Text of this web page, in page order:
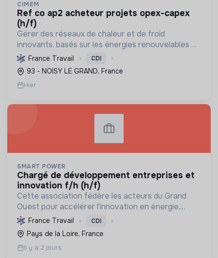
CIMEM
ref co ap2 acheteur projets opex-capex
(h/f)
Gérer des réseaux de chaleur et de froid
innovants, basés sur les énergies renouvelables et
la récupération, pour décarboner l'énergie,
améliorer l'efficacité et réduire les coûts,
contribuant ainsi à...
France Travail CDI
93 - NOISY LE GRAND, France
Hier
SMART POWER
chargé de développement entreprises et
innovation f/h (h/f)
Cette association fédère les acteurs du Grand
Ouest pour accélérer l'innovation en énergie,
électronique et décarbonation, favorisant une
transition écologique et le développement
économique régional.
France Travail CDI
Pays de la Loire, France
Il y a 2 jours